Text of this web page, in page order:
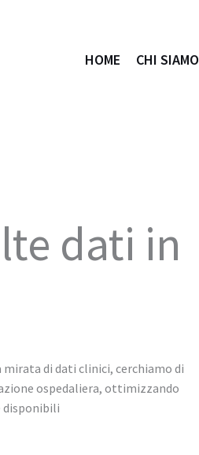
HOME CHI SIAMO
dati in
di dati clinici, cerchiamo di
ospedaliera, ottimizzando
disponibili